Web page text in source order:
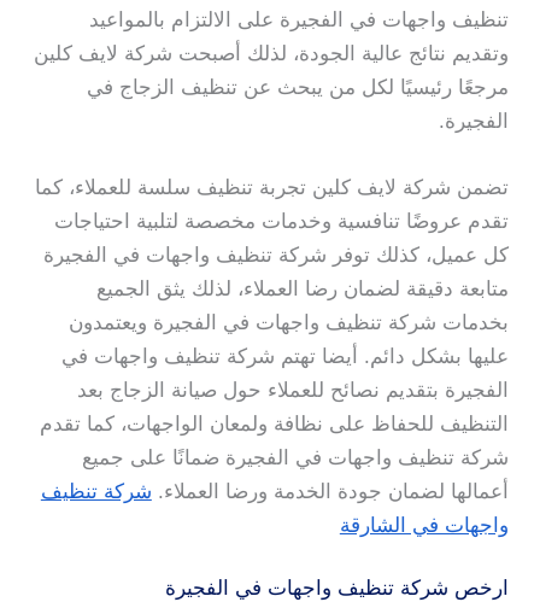
تنظيف واجهات في الفجيرة على الالتزام بالمواعيد
وتقديم نتائج عالية الجودة، لذلك أصبحت شركة لايف كلين
مرجعًا رئيسيًا لكل من يبحث عن تنظيف الزجاج في
الفجيرة.
تضمن شركة لايف كلين تجربة تنظيف سلسة للعملاء، كما
تقدم عروضًا تنافسية وخدمات مخصصة لتلبية احتياجات
كل عميل، كذلك توفر شركة تنظيف واجهات في الفجيرة
متابعة دقيقة لضمان رضا العملاء، لذلك يثق الجميع
بخدمات شركة تنظيف واجهات في الفجيرة ويعتمدون
عليها بشكل دائم. أيضا تهتم شركة تنظيف واجهات في
الفجيرة بتقديم نصائح للعملاء حول صيانة الزجاج بعد
التنظيف للحفاظ على نظافة ولمعان الواجهات، كما تقدم
شركة تنظيف واجهات في الفجيرة ضمانًا على جميع
أعمالها لضمان جودة الخدمة ورضا العملاء. شركة تنظيف
واجهات في الشارقة
ارخص شركة تنظيف واجهات في الفجيرة